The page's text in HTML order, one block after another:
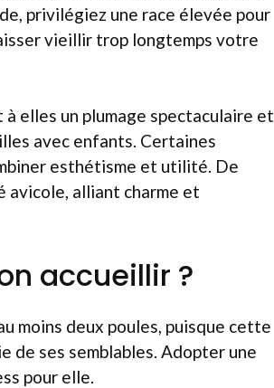
privilégiez une race élevée pour
vieillir trop longtemps votre
à elles un plumage spectaculaire et
avec enfants. Certaines
esthétisme et utilité. De
avicole, alliant charme et
accueillir ?
moins deux poules, puisque cette
de ses semblables. Adopter une
pour elle.